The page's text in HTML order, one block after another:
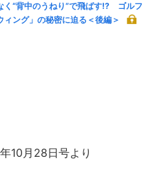
く“背中のうねり”で飛ばす!? ゴルフ
ィング」の秘密に迫る＜後編＞
10月28日号より